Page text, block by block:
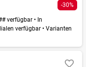
-30%
verfügbar • In
verfügbar • Varianten